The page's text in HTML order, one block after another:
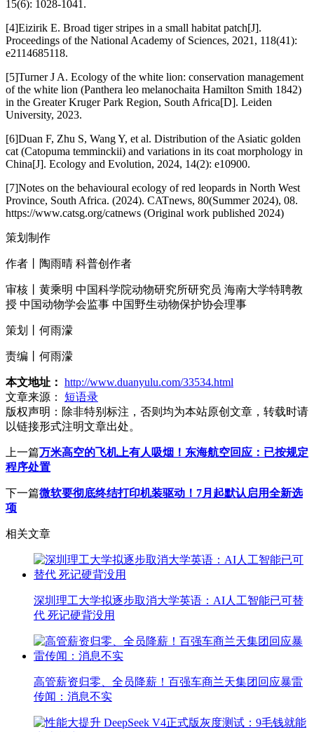
15(6): 1028-1041.
[4]Eizirik E. Broad tiger stripes in a small habitat patch[J].
Proceedings of the National Academy of Sciences, 2021, 118(41):
e2114685118.
[5]Turner J A. Ecology of the white lion: conservation management
of the white lion (Panthera leo melanochaita Hamilton Smith 1842)
in the Greater Kruger Park Region, South Africa[D]. Leiden
University, 2023.
[6]Duan F, Zhu S, Wang Y, et al. Distribution of the Asiatic golden
cat (Catopuma temminckii) and variations in its coat morphology in
China[J]. Ecology and Evolution, 2024, 14(2): e10900.
[7]Notes on the behavioural ecology of red leopards in North West
Province, South Africa. (2024). CATnews, 80(Summer 2024), 08.
https://www.catsg.org/catnews (Original work published 2024)
策划制作
作者丨陶雨晴 科普创作者
审核丨黄乘明 中国科学院动物研究所研究员 海南大学特聘教
授 中国动物学会监事 中国野生动物保护协会理事
策划丨何雨濛
责编丨何雨濛
本文地址： http://www.duanyulu.com/33534.html
文章来源：
短语录
版权声明： 除非特别标注，否则均为本站原创文章，转载时请
以链接形式注明文章出处。
上一篇万米高空的飞机上有人吸烟！东海航空回应：已按规定
程序处置
下一篇微软要彻底终结打印机装驱动！7月起默认启用全新选
项
相关文章
深圳理工大学拟逐步取消大学英语：AI人工智能已可替
代 死记硬背没用
高管薪资归零、全员降薪！百强车商兰天集团回应暴雷
传闻：消息不实